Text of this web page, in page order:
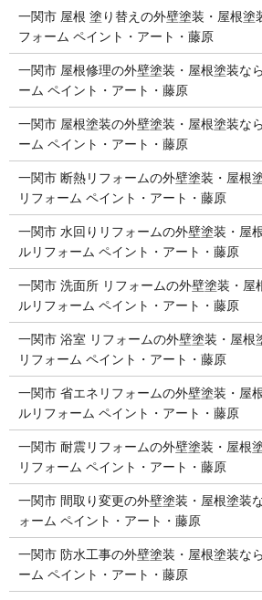
一関市 屋根 塗り替えの外壁塗装・屋根塗
フォーム ペイント・アート・藤原
一関市 屋根修理の外壁塗装・屋根塗装な
ーム ペイント・アート・藤原
一関市 屋根塗装の外壁塗装・屋根塗装な
ーム ペイント・アート・藤原
一関市 断熱リフォームの外壁塗装・屋根
リフォーム ペイント・アート・藤原
一関市 水回りリフォームの外壁塗装・屋
ルリフォーム ペイント・アート・藤原
一関市 洗面所 リフォームの外壁塗装・屋
ルリフォーム ペイント・アート・藤原
一関市 浴室 リフォームの外壁塗装・屋根
リフォーム ペイント・アート・藤原
一関市 省エネリフォームの外壁塗装・屋
ルリフォーム ペイント・アート・藤原
一関市 耐震リフォームの外壁塗装・屋根
リフォーム ペイント・アート・藤原
一関市 間取り変更の外壁塗装・屋根塗装
ォーム ペイント・アート・藤原
一関市 防水工事の外壁塗装・屋根塗装な
ーム ペイント・アート・藤原